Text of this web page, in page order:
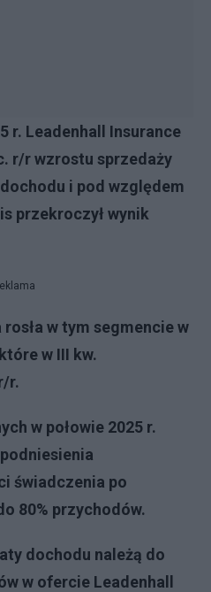
r. Leadenhall Insurance
r/r wzrostu sprzedaży
i pod względem
przekroczył wynik
w tym segmencie w
w III kw.
r.
w połowie 2025 r.
świadczenia po
80% przychodów.
dochodu należą do
w ofercie Leadenhall